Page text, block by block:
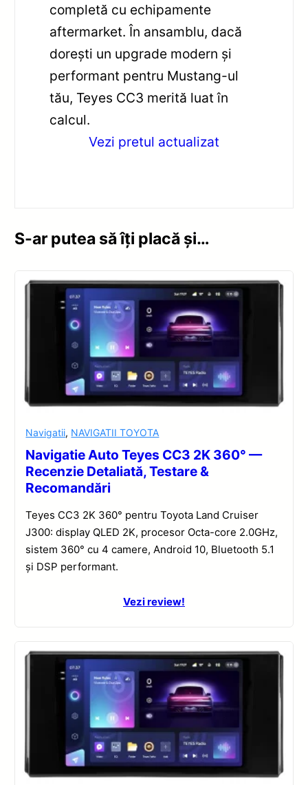
completă cu echipamente
aftermarket. În ansamblu, dacă
dorești un upgrade modern și
performant pentru Mustang-ul
tău, Teyes CC3 merită luat în
calcul.
Vezi pretul actualizat
S-ar putea să îți placă și…
Navigatii, NAVIGATII TOYOTA
Navigatie Auto Teyes CC3 2K 360° —
Recenzie Detaliată, Testare &
Recomandări
Teyes CC3 2K 360° pentru Toyota Land Cruiser
J300: display QLED 2K, procesor Octa-core 2.0GHz,
sistem 360° cu 4 camere, Android 10, Bluetooth 5.1
și DSP performant.
Vezi review!